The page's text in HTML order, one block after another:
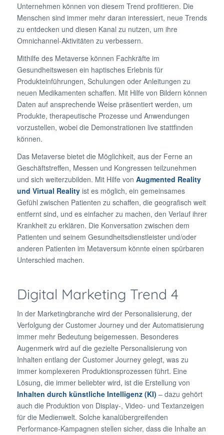
Unternehmen können von diesem Trend profitieren. Die
Menschen sind immer mehr daran interessiert, neue Trends
zu entdecken und diesen Kanal zu nutzen, um ihre
Omnichannel-Aktivitäten zu verbessern.
Mithilfe des Metaverse können Fachkräfte im
Gesundheitswesen ein haptisches Erlebnis für
Produkteinführungen, Schulungen oder Anleitungen zu
neuen Medikamenten schaffen. Mit Hilfe von Bildern können
Daten auf ansprechende Weise präsentiert werden, um
Produkte, therapeutische Prozesse und Anwendungen
vorzustellen, wobei die Demonstrationen live stattfinden
können.
Das Metaverse bietet die Möglichkeit, aus der Ferne an
Geschäftstreffen, Messen und Kongressen teilzunehmen
und sich weiterzubilden. Mit Hilfe von Augmented Reality
und Virtual Realityist es möglich, ein gemeinsames
Gefühl zwischen Patienten zu schaffen, die geografisch weit
entfernt sind, und es einfacher zu machen, den Verlauf ihrer
Krankheit zu erklären. Die Konversation zwischen dem
Patienten und seinem Gesundheitsdienstleister und/oder
anderen Patienten im Metaversum könnte einen spürbaren
Unterschied machen.
Digital Marketing Trend 4
In der Marketingbranche wird der Personalisierung, der
Verfolgung der Customer Journey und der Automatisierung
immer mehr Bedeutung beigemessen. Besonderes
Augenmerk wird auf die gezielte Personalisierung von
Inhalten entlang der Customer Journey gelegt, was zu
immer komplexeren Produktionsprozessen führt. Eine
Lösung, die immer beliebter wird, ist die Erstellung von
Inhalten durch künstliche Intelligenz (KI) – dazu gehört
auch die Produktion von Display-, Video- und Textanzeigen
für die Medienwelt. Solche kanalübergreifenden
Performance-Kampagnen stellen sicher, dass die Inhalte an